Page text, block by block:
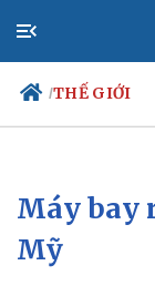
/THẾ GIỚI
Chính trị
Đảng
Tổ chức nhân sự
Máy bay
Mỹ